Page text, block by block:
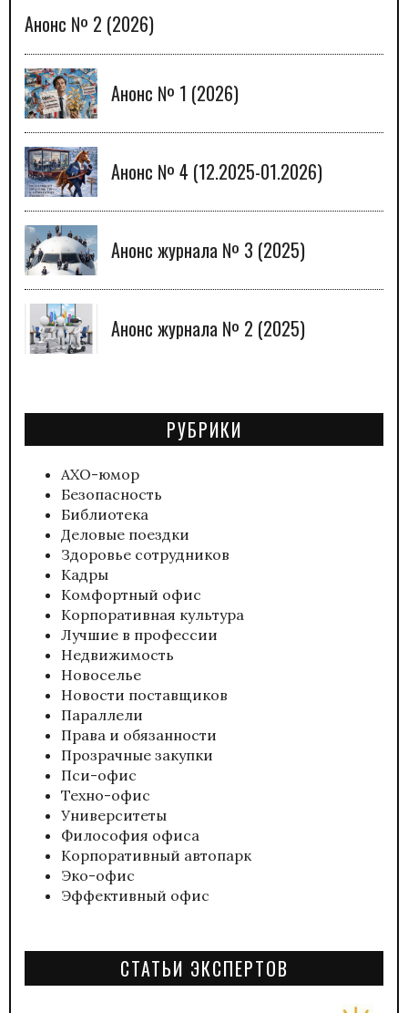
Анонс № 2 (2026)
Анонс № 1 (2026)
Анонс № 4 (12.2025-01.2026)
Анонс журнала № 3 (2025)
Анонс журнала № 2 (2025)
РУБРИКИ
АХО-юмор
Безопасность
Библиотека
Деловые поездки
Здоровье сотрудников
Кадры
Комфортный офис
Корпоративная культура
Лучшие в профессии
Недвижимость
Новоселье
Новости поставщиков
Параллели
Права и обязанности
Прозрачные закупки
Пси-офис
Техно-офис
Университеты
Философия офиса
Корпоративный автопарк
Эко-офис
Эффективный офис
СТАТЬИ ЭКСПЕРТОВ